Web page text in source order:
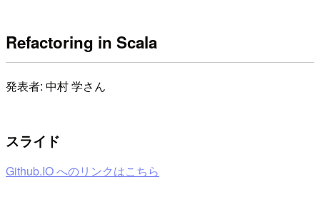
Refactoring in Scala
発表者: 中村 学さん
スライド
Github.IO へのリンクはこちら